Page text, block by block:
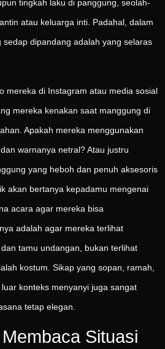
tingkah laku di panggung, seolah-
atau keluarga inti. Padahal, dalam
sedap dipandang adalah yang selaras
mereka di Instagram atau media sosial
mereka kenakan saat manggung di
Apakah mereka menggunakan
warnanya netral? Atau justru
yang heboh dan penuh aksesoris
akan bertanya kepadamu mengenai
acara agar mereka bisa
adalah agar mereka terlihat
tamu undangan, bukan terlihat
kostum. Sikap yang sopan, ramah,
konteks menyanyi juga sangat
tetap elegan.
Situasi